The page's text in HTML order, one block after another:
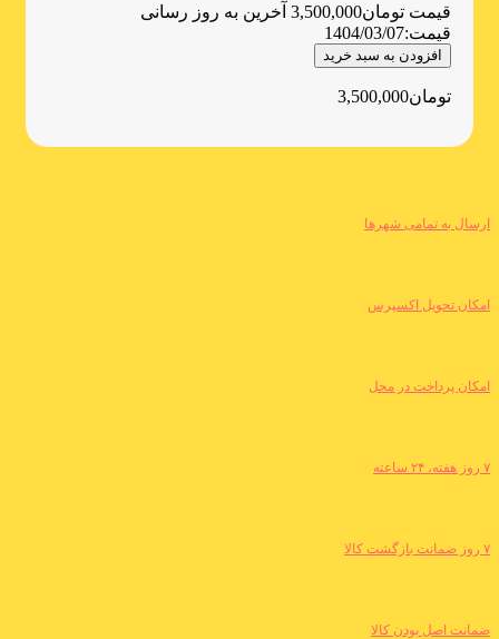
قیمت تومان3,500,000 آخرین به روز رسانی
قیمت:1404/03/07
افزودن به سبد خرید
تومان3,500,000
ارسال به تمامی شهرها
امکان تحویل اکسپرس
امکان پرداخت در محل
۷ روز هفته، ۲۴ ساعته
۷ روز ضمانت بازگشت کالا
ضمانت اصل بودن کالا